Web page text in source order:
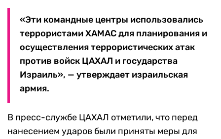
«Эти командные центры использовались
террористами ХАМАС для планирования и
осуществления террористических атак
против войск ЦАХАЛ и государства
Израиль», — утверждает израильская
армия.
В пресс-службе ЦАХАЛ отметили, что перед
нанесением ударов были приняты меры для